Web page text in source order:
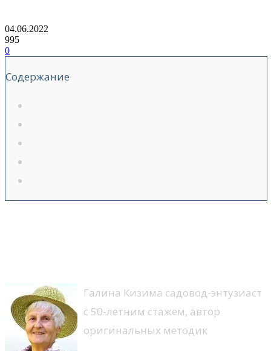
04.06.2022
995
0
Содержание
Галина Кизима садовод-энтузиаст
с 50-летним стажем, автор
оригинальных методик